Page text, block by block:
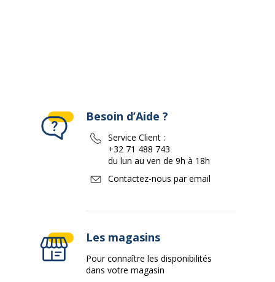
Besoin d’Aide ?
Service Client :
+32 71 488 743
du lun au ven de 9h à 18h
Contactez-nous par email
Les magasins
Pour connaître les disponibilités
dans votre magasin